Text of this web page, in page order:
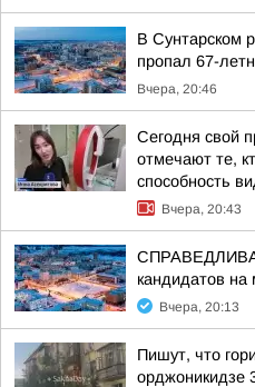
В Сунтарском
пропал 67-
Вчера, 20:46
Сегодня свой
отмечают те,
способность
Вчера, 20:43
кандидатов
Вчера, 20:13
Пишут, что
орджоникидзе